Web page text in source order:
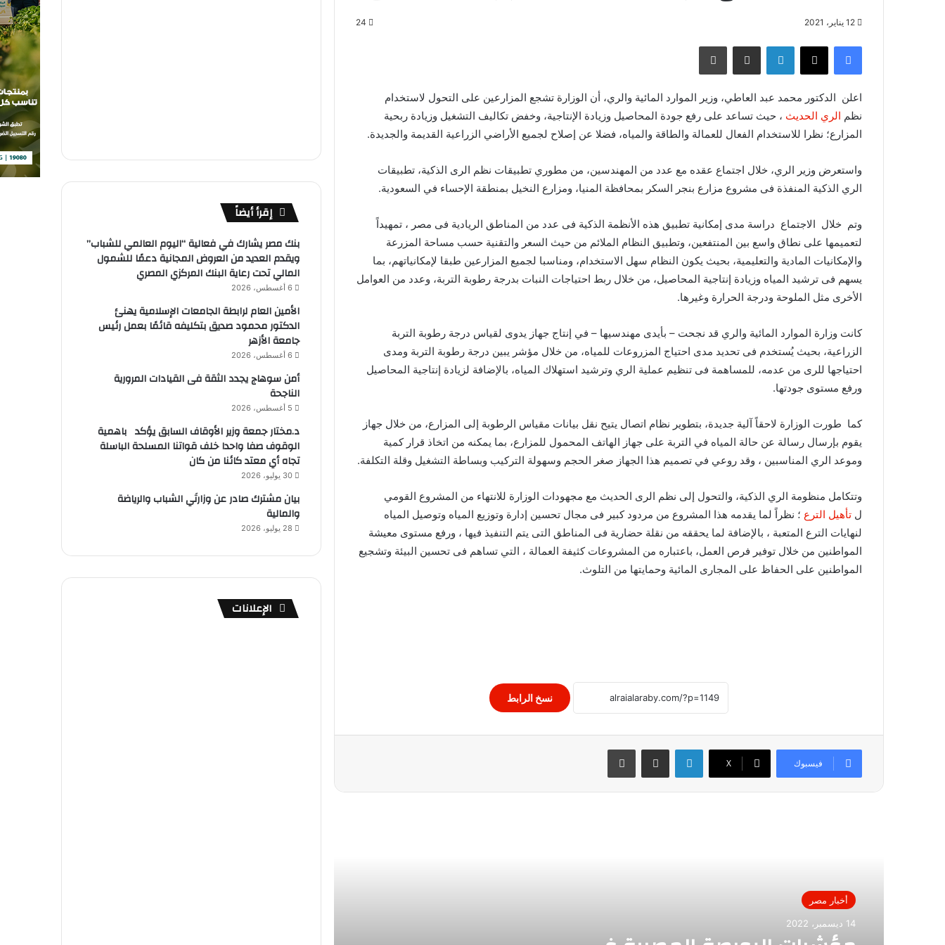
12 يناير، 2021 24
فيسبوك X لينكدإن مشاركة عبر البريد طباعة
اعلن الدكتور محمد عبد العاطي، وزير الموارد المائية والري، أن الوزارة تشجع المزارعين على التحول لاستخدام
نظم الري الحديث ، حيث تساعد على رفع جودة المحاصيل وزيادة الإنتاجية، وخفض تكاليف التشغيل وزيادة ربحية
المزارع؛ نظرا للاستخدام الفعال للعمالة والطاقة والمياه، فضلا عن إصلاح لجميع الأراضي الزراعية القديمة والجديدة.
واستعرض وزير الري، خلال اجتماع عقده مع عدد من المهندسين، من مطوري تطبيقات نظم الرى الذكية، تطبيقات
الري الذكية المنفذة فى مشروع مزارع بنجر السكر بمحافظة المنيا، ومزارع النخيل بمنطقة الإحساء في السعودية.
وتم خلال الاجتماع دراسة مدى إمكانية تطبيق هذه الأنظمة الذكية فى عدد من المناطق الريادية فى مصر ، تمهيداً
لتعميمها على نطاق واسع بين المنتفعين، وتطبيق النظام الملائم من حيث السعر والتقنية حسب مساحة المزرعة
والإمكانيات المادية والتعليمية، بحيث يكون النظام سهل الاستخدام، ومناسبا لجميع المزارعين طبقا لإمكانياتهم، بما
يسهم فى ترشيد المياه وزيادة إنتاجية المحاصيل، من خلال ربط احتياجات النبات بدرجة رطوبة التربة، وعدد من العوامل
الأخرى مثل الملوحة ودرجة الحرارة وغيرها.
كانت وزارة الموارد المائية والري قد نجحت – بأيدى مهندسيها – في إنتاج جهاز يدوى لقياس درجة رطوبة التربة
الزراعية، بحيث يُستخدم فى تحديد مدى احتياج المزروعات للمياه، من خلال مؤشر يبين درجة رطوبة التربة ومدى
احتياجها للرى من عدمه، للمساهمة فى تنظيم عملية الري وترشيد استهلاك المياه، بالإضافة لزيادة إنتاجية المحاصيل
ورفع مستوى جودتها.
كما طورت الوزارة لاحقاً آلية جديدة، بتطوير نظام اتصال يتيح نقل بيانات مقياس الرطوبة إلى المزارع، من خلال جهاز
يقوم بإرسال رسالة عن حالة المياه في التربة على جهاز الهاتف المحمول للمزارع، بما يمكنه من اتخاذ قرار كمية
وموعد الري المناسبين ، وقد روعي في تصميم هذا الجهاز صغر الحجم وسهولة التركيب وبساطة التشغيل وقلة التكلفة.
وتتكامل منظومة الري الذكية، والتحول إلى نظم الرى الحديث مع مجهودات الوزارة للانتهاء من المشروع القومي
ل تأهيل الترع ؛ نظراً لما يقدمه هذا المشروع من مردود كبير فى مجال تحسين إدارة وتوزيع المياه وتوصيل المياه
لنهايات الترع المتعبة ، بالإضافة لما يحققه من نقلة حضارية فى المناطق التى يتم التنفيذ فيها ، ورفع مستوى معيشة
المواطنين من خلال توفير فرص العمل، باعتباره من المشروعات كثيفة العمالة ، التي تساهم فى تحسين البيئة وتشجيع
المواطنين على الحفاظ على المجارى المائية وحمايتها من التلوث.
نسخ الرابط
فيسبوك X
لينكدإن مشاركة عبر البريد طباعة
أخبار مصر
14 ديسمبر، 2022
للصحفيين و للإعلاميين
السكان من أجل تحقيق التنمية المستدامة
إقرأ أيضاً
بنك مصر يشارك في فعالية “اليوم العالمي للشباب”
ويقدم العديد من العروض المجانية دعمًا للشمول
المالي تحت رعاية البنك المركزي المصري
6 أغسطس، 2026
الأمين العام لرابطة الجامعات الإسلامية يهنئ
الدكتور محمود صديق بتكليفه قائمًا بعمل رئيس
جامعة الأزهر
6 أغسطس، 2026
أمن سوهاج يجدد الثقة فى القيادات المرورية
الناجحة
5 أغسطس، 2026
د.مختار جمعة وزير الأوقاف السابق يؤكد باهمية
الوقوف صفا واحدا خلف قواتنا المسلحة الباسلة
تجاه أي معتد كائنا من كان
30 يوليو، 2026
بيان مشترك صادر عن وزارتَي الشباب والرياضة
والمالية
28 يوليو، 2026
الإعلانات